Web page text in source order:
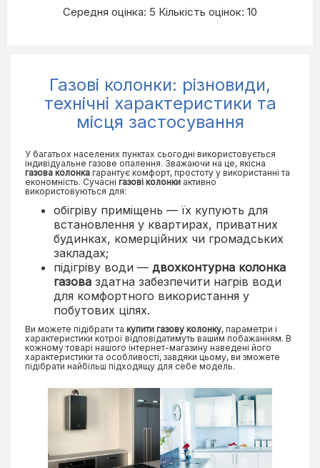
Середня оцінка: 5 Кількість оцінок: 10
Газові колонки: різновиди,
технічні характеристики та
місця застосування
У багатьох населених пунктах сьогодні використовується
індивідуальне газове опалення. Зважаючи на це, якісна
газова колонка гарантує комфорт, простоту у використанні та
економність. Сучасні газові колонки активно
використовуються для:
обігріву приміщень — їх купують для
встановлення у квартирах, приватних
будинках, комерційних чи громадських
закладах;
підігріву води — двохконтурна колонка
газова здатна забезпечити нагрів води
для комфортного використання у
побутових цілях.
Ви можете підібрати та купити газову колонку, параметри і
характеристики котрої відповідатимуть вашим побажанням. В
кожному товарі нашого інтернет-магазину наведені його
характеристики та особливості, завдяки цьому, ви зможете
підібрати найбільш підходящу для себе модель.